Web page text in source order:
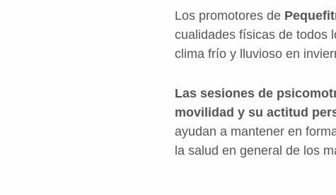
Los promotores de
cualidades físicas de todos
clima frío y lluvioso en
Las sesiones de
movilidad y su actitud
ayudan a mantener en
la salud en general de los